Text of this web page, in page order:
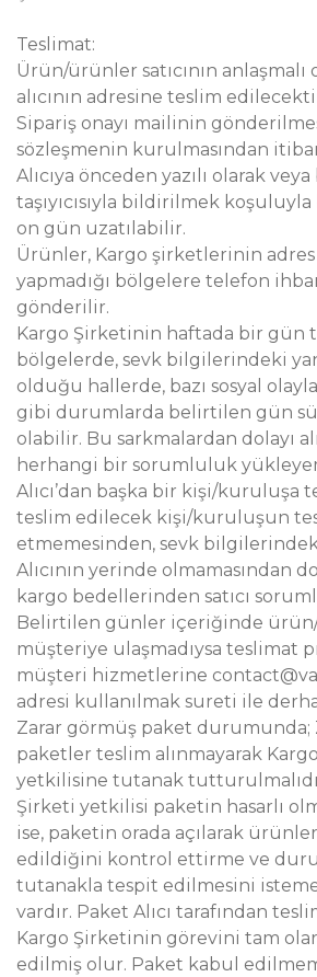
Teslimat:
Ürün/ürünler satıcının
alıcının adresine teslim
Sipariş onayı mailinin
sözleşmenin kurulmasından
Alıcıya önceden yazılı olarak
taşıyıcısıyla bildirilmek
on gün uzatılabilir.
Ürünler, Kargo şirketlerinin adres
yapmadığı bölgelere telefon
gönderilir.
Kargo Şirketinin haftada bir gün
bölgelerde, sevk bilgilerindeki
olduğu hallerde, bazı sosyal
gibi durumlarda belirtilen gün
olabilir. Bu sarkmalardan dolayı
herhangi bir sorumluluk
Alıcı’dan başka bir kişi/kuruluşa
teslim edilecek kişi/kuruluşun
etmemesinden, sevk
Alıcının yerinde olmamasından
kargo bedellerinden satıcı
Belirtilen günler içeriğinde
müşteriye ulaşmadıysa teslimat
müşteri hizmetlerine
adresi kullanılmak sureti ile
Zarar görmüş paket durumunda;
paketler teslim alınmayarak
yetkilisine tutanak
Şirketi yetkilisi paketin hasarlı
ise, paketin orada açılarak
edildiğini kontrol ettirme ve
tutanakla tespit edilmesini isteme
vardır. Paket Alıcı tarafından
Kargo Şirketinin görevini tam
edilmiş olur. Paket kabul